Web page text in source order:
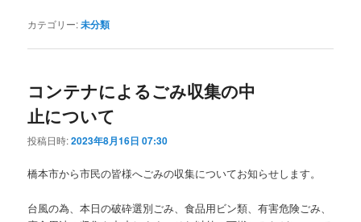
カテゴリー:未分類
コンテナによるごみ収集の中
止について
投稿日時:2023年8月16日 07:30
橋本市から市民の皆様へごみの収集についてお知らせします。
台風の為、本日の破砕選別ごみ、食品用ビン類、有害危険ごみ、